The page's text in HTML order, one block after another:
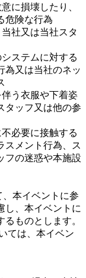
に損壊したり、
危険な行為
社又は当社スタ
ステムに対する
為又は当社のネッ
う衣服や下着姿
タッフ又は他の参
必要に接触する
スメント行為、ス
フの迷惑や本施設
本イベントに参
し、本イベントに
ものとします。
ては、本イベン